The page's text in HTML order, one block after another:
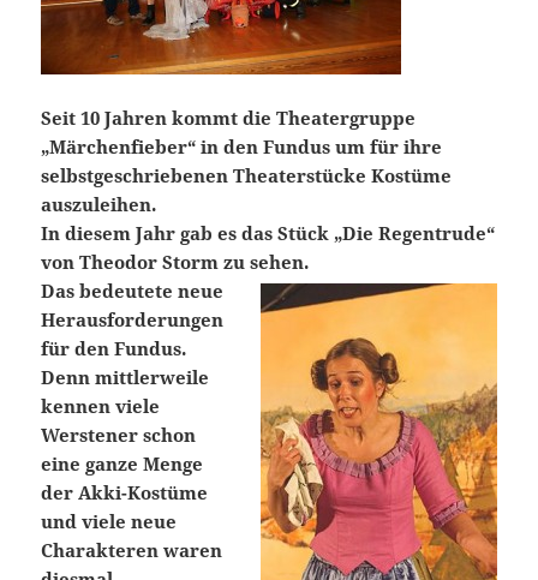
Seit 10 Jahren kommt die Theatergruppe
„Märchenfieber“ in den Fundus um für ihre
selbstgeschriebenen Theaterstücke Kostüme
auszuleihen.
In diesem Jahr gab es das Stück „Die Regentrude“
von Theodor Storm zu sehen.
Das bedeutete neue
Herausforderungen
für den Fundus.
Denn mittlerweile
kennen viele
Werstener schon
eine ganze Menge
der Akki-Kostüme
und viele neue
Charakteren waren